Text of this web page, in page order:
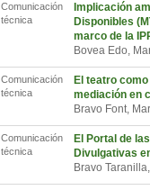
Comunicación
técnica
Implicación
Disponibles
marco de la
Bovea Edo,
Comunicación
técnica
El teatro
mediación en
Bravo Font,
Comunicación
técnica
El Portal de
Divulgativas
Bravo